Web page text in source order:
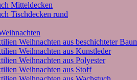
Mitteldecken
Tischdecken rund
Weihnachten aus beschichteter
Weihnachten aus Kunstleder
Weihnachten aus Polyester
Weihnachten aus Stoff